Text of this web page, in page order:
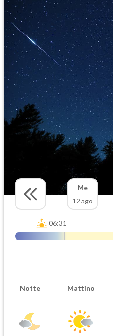
Me
12 ago
06:31
Notte Mattino